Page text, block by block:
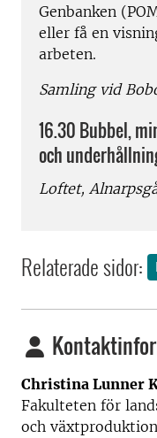
Genbanken
eller få en
arbeten.
Samling vid
16.30 Bubbel,
och
Loftet,
Relaterade sidor:
Christina Lunner
Fakulteten för
och